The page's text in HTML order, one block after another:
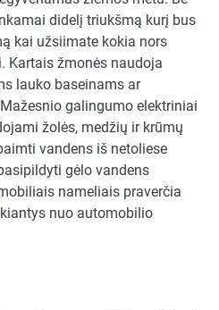
didelį triukšmą kurį bus
kai užsiimate kokia nors
Kartais žmonės naudoja
lauko baseinams ar
galingumo elektriniai
žolės, medžių ir krūmų
vandens iš netoliese
gėlo vandens
nameliais praverčia
nuo automobilio